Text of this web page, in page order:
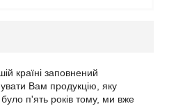
країні заповнений
Вам продукцію, яку
п'ять років тому, ми вже